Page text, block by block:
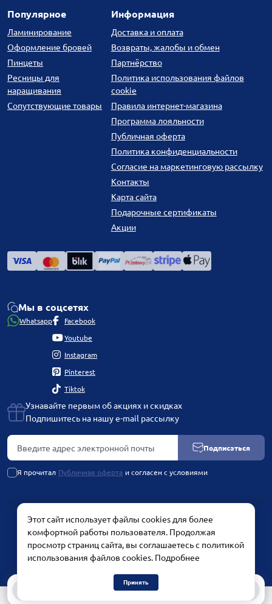
0
Популярное
Ламинирование
Оформление бровей
Пинцеты
Ресницы для
наращивания
Сопутствующие товары
Информация
Доставка и оплата
Возвраты, жалобы и обмен
Партнёрство
Политика использования файлов
cookie
Правила интернет-магазина
Программа лояльности
Публичная оферта
Политика конфиденциальности
Согласие на маркетинговую рассылку
Контакты
Карта сайта
Подарочные сертификаты
Акции
Мы в соцсетях
Whatsapp Facebook
Youtube
Instagram
Pinterest
Tiktok
Узнавайте первым об акциях и скидках
Подпишитесь на нашу e-mail рассылку
Подписаться
Я прочитал Публичная оферта и согласен с условиями
PLATINUM by Chetvertinovskaya Liubov © 2026
Этот сайт использует файлы cookies для более
комфортной работы пользователя. Продолжая
просмотр страниц сайта, вы соглашаетесь с политикой
использования файлов cookies. Подробнее
Принять